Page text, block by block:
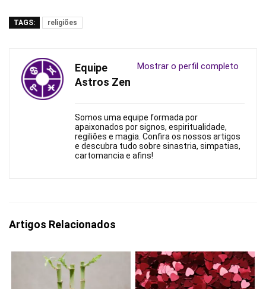
TAGS: religiões
Mostrar o perfil completo
Equipe
Astros Zen
Somos uma equipe formada por
apaixonados por signos, espiritualidade,
regiliões e magia. Confira os nossos artigos
e descubra tudo sobre sinastria, simpatias,
cartomancia e afins!
Artigos Relacionados